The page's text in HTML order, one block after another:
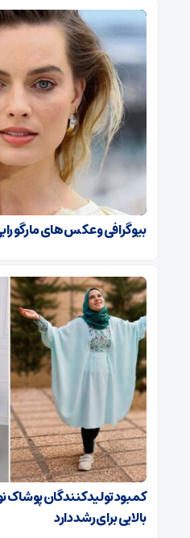
بیوگرافی و عکس های مارگو
کمبود تولیدکنندگان پوشاک
بالایی برای رشد دارد